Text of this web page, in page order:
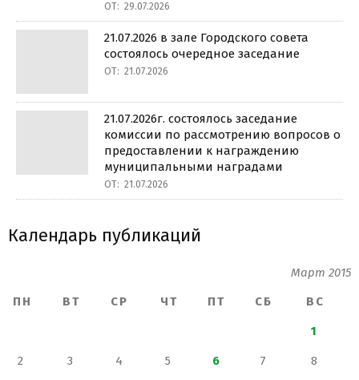
ОТ: 29.07.2026
21.07.2026 в зале Городского совета
состоялось очередное заседание
ОТ: 21.07.2026
21.07.2026г. состоялось заседание
комиссии по рассмотрению вопросов о
предоставлении к награждению
муниципальными наградами
ОТ: 21.07.2026
Календарь публикаций
Март 2015
ПН
ВТ СР ЧТ ПТ СБ ВС
1
2 3 4 5 6 7 8